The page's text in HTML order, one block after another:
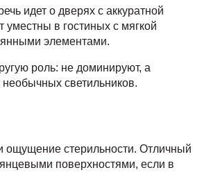
идет о дверях с аккуратной
в гостиных с мягкой
элементами.
роль: не доминируют, а
светильников.
ощущение стерильности. Отличный
поверхностями, если в